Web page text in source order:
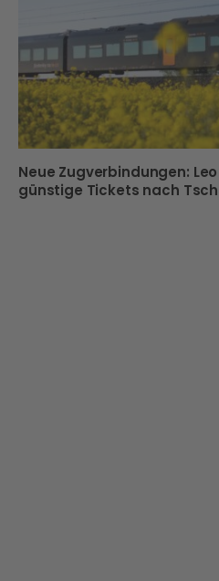
Neue Zugverbindungen:
günstige Tickets nach